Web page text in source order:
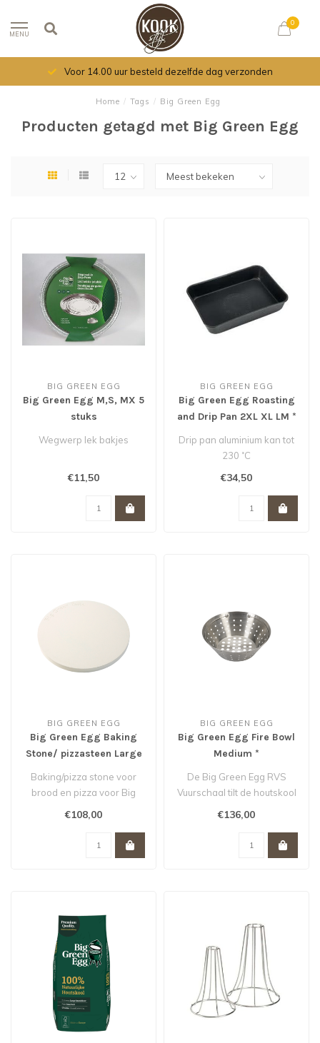
MENU
0
Voor 14.00 uur besteld dezelfde dag verzonden
Home / Tags / Big Green Egg
Producten getagd met Big Green Egg
BIG GREEN EGG
Big Green Egg M,S, MX 5
stuks
Wegwerp lek bakjes
€11,50
BIG GREEN EGG
Big Green Egg Roasting
and Drip Pan 2XL XL LM *
Drip pan aluminium kan tot
230 ˚C
€34,50
BIG GREEN EGG
Big Green Egg Baking
Stone/ pizzasteen Large
Baking/pizza stone voor
brood en pizza voor Big
€108,00
BIG GREEN EGG
Big Green Egg Fire Bowl
Medium *
De Big Green Egg RVS
Vuurschaal tilt de houtskool
€136,00